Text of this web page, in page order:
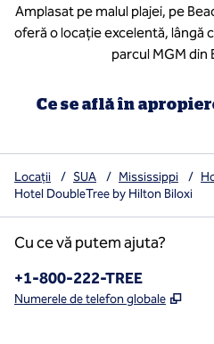
Amplasat pe malul plajei, pe
oferă o locație excelentă, lângă
parcul MGM din
Ce se află în
Locații / SUA / Mississippi /
Hotel DoubleTree by Hilton Biloxi
Cu ce vă putem ajuta?
Telefon:
+1-800-222-TREE
Numerele de telefon globale ,